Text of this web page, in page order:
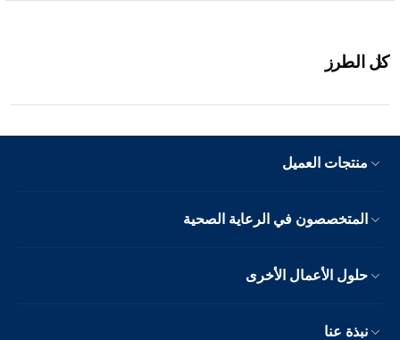
كل الطرز
منتجات العميل
المتخصصون في الرعاية الصحية
حلول الأعمال الأخرى
نبذة عنا